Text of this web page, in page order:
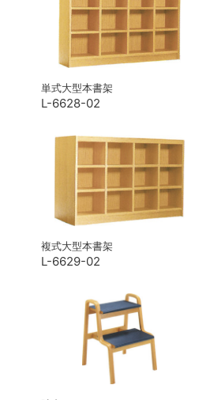
単式大型本書架
L-6628-02
複式大型本書架
L-6629-02